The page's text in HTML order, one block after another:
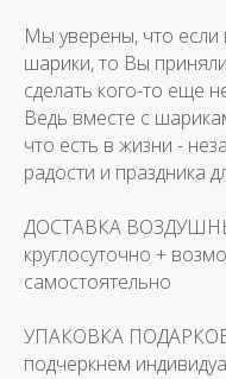
Мы уверены, что если
шарики, то Вы
сделать кого-то еще
Ведь вместе с
что есть в жизни -
радости и праздника
ДОСТАВКА
круглосуточно +
самостоятельно
УПАКОВКА
подчеркнем